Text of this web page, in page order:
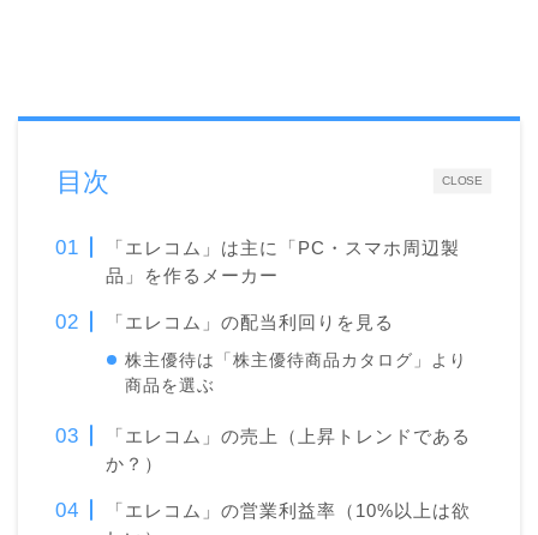
CLOSE
目次
「エレコム」は主に「PC・スマホ周辺製
品」を作るメーカー
「エレコム」の配当利回りを見る
株主優待は「株主優待商品カタログ」より
商品を選ぶ
「エレコム」の売上（上昇トレンドである
か？）
「エレコム」の営業利益率（10%以上は欲